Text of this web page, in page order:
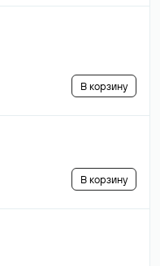
В корзину
В корзину